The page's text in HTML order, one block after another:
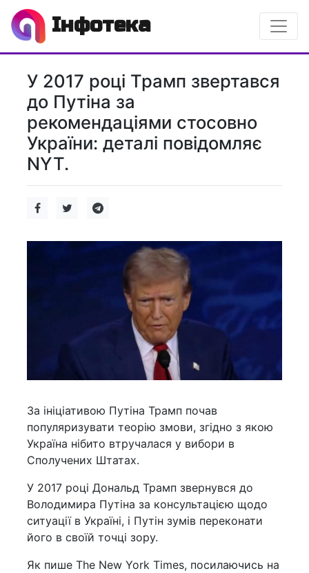
Інфотека
У 2017 році Трамп звертався
до Путіна за
рекомендаціями стосовно
України: деталі повідомляє
NYT.
За ініціативою Путіна Трамп почав
популяризувати теорію змови, згідно з якою
Україна нібито втручалася у вибори в
Сполучених Штатах.
У 2017 році Дональд Трамп звернувся до
Володимира Путіна за консультацією щодо
ситуації в Україні, і Путін зумів переконати
його в своїй точці зору.
Як пише The New York Times, посилаючись на